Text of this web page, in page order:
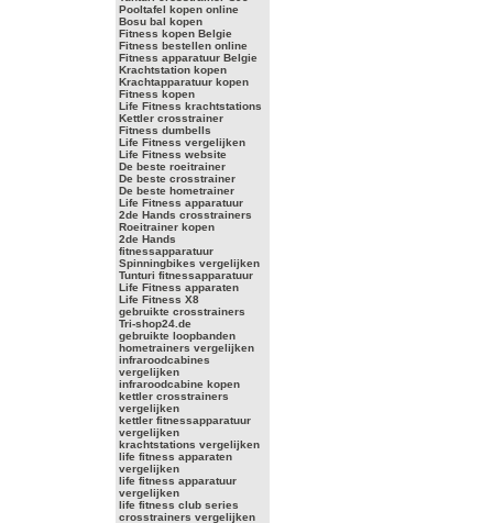
Pooltafel kopen online
Bosu bal kopen
Fitness kopen Belgie
Fitness bestellen online
Fitness apparatuur Belgie
Krachtstation kopen
Krachtapparatuur kopen
Fitness kopen
Life Fitness krachtstations
Kettler crosstrainer
Fitness dumbells
Life Fitness vergelijken
Life Fitness website
De beste roeitrainer
De beste crosstrainer
De beste hometrainer
Life Fitness apparatuur
2de Hands crosstrainers
Roeitrainer kopen
2de Hands
fitnessapparatuur
Spinningbikes vergelijken
Tunturi fitnessapparatuur
Life Fitness apparaten
Life Fitness X8
gebruikte crosstrainers
Tri-shop24.de
gebruikte loopbanden
hometrainers vergelijken
infraroodcabines
vergelijken
infraroodcabine kopen
kettler crosstrainers
vergelijken
kettler fitnessapparatuur
vergelijken
krachtstations vergelijken
life fitness apparaten
vergelijken
life fitness apparatuur
vergelijken
life fitness club series
crosstrainers vergelijken